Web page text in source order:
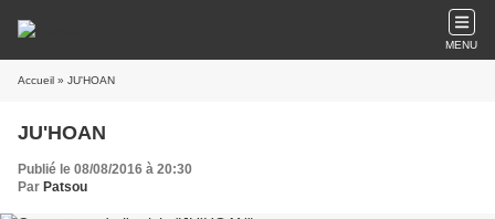
MENU
Accueil » JU'HOAN
JU'HOAN
Publié le 08/08/2016 à 20:30
Par Patsou